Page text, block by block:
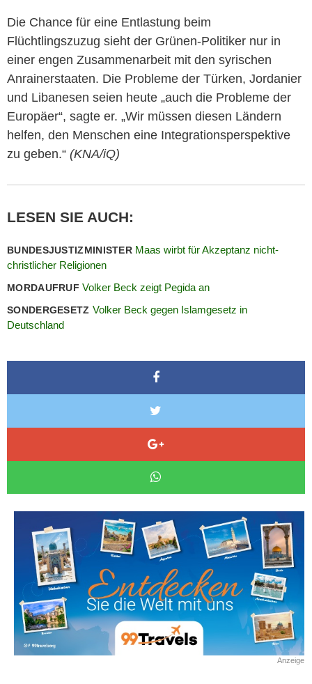
Die Chance für eine Entlastung beim
Flüchtlingszuzug sieht der Grünen-Politiker nur in
einer engen Zusammenarbeit mit den syrischen
Anrainerstaaten. Die Probleme der Türken, Jordanier
und Libanesen seien heute „auch die Probleme der
Europäer“, sagte er. „Wir müssen diesen Ländern
helfen, den Menschen eine Integrationsperspektive
zu geben.“ (KNA/iQ)
LESEN SIE AUCH:
BUNDESJUSTIZMINISTER Maas wirbt für Akzeptanz nicht-
christlicher Religionen
MORDAUFRUFVolker Beck zeigt Pegida an
SONDERGESETZ Volker Beck gegen Islamgesetz in
Deutschland
Anzeige